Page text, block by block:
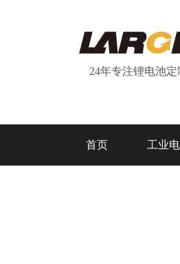
24年专注锂电池定
首页 工业